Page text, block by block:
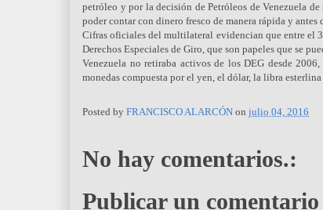
petróleo y por la decisión de Petróleos de Venezuela
poder contar con dinero fresco de manera rápida y
Cifras oficiales del multilateral evidencian que entre el
Derechos Especiales de Giro, que son papeles que se
Venezuela no retiraba activos de los DEG desde
monedas compuesta por el yen, el dólar, la libra
Posted by FRANCISCO ALARCÓN on julio 04, 2016
No hay comentarios.:
Publicar un comentario